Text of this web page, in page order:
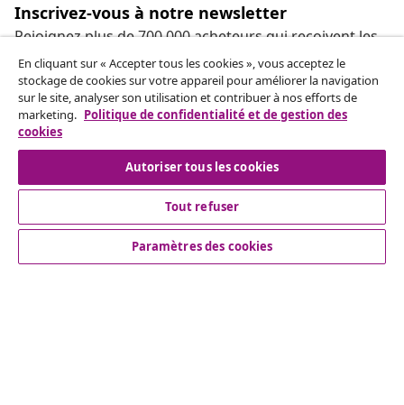
Inscrivez-vous à notre newsletter
Rejoignez plus de 700 000 acheteurs qui reçoivent les
offres hebdomadaires, les promotions saisonnières et
les nouveautés de vidaXL.
Nos comptes de réseaux sociaux
Service Clients
En cliquant sur « Accepter tous les cookies », vous acceptez le
stockage de cookies sur votre appareil pour améliorer la navigation
sur le site, analyser son utilisation et contribuer à nos efforts de
marketing. Politique de confidentialité et de gestion des
cookies
Autoriser tous les cookies
Tout refuser
Paramètres des cookies